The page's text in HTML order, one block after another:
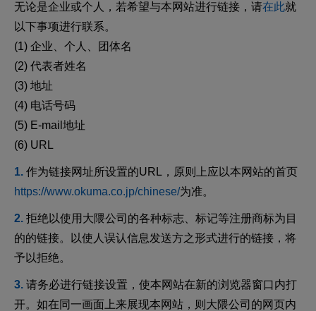
无论是企业或个人，若希望与本网站进行链接，请在此就
以下事项进行联系。
企业、个人、团体名
代表者姓名
地址
电话号码
E-mail地址
URL
作为链接网址所设置的URL，原则上应以本网站的首页
https://www.okuma.co.jp/chinese/为准。
拒绝以使用大隈公司的各种标志、标记等注册商标为目
的的链接。以使人误认信息发送方之形式进行的链接，将
予以拒绝。
请务必进行链接设置，使本网站在新的浏览器窗口内打
开。如在同一画面上来展现本网站，则大隈公司的网页内